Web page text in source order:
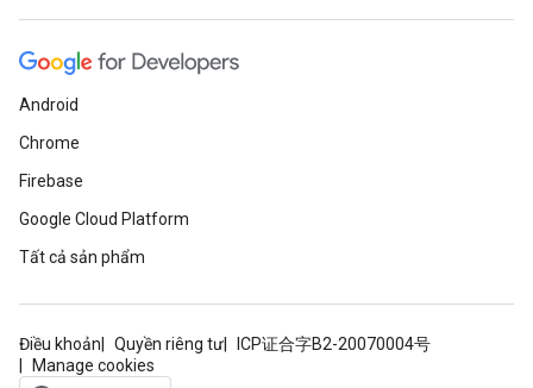
Android
Chrome
Firebase
Google Cloud Platform
Tất cả sản phẩm
Điều khoản Quyền riêng tư
ICP证合字B2-20070004号
Manage cookies